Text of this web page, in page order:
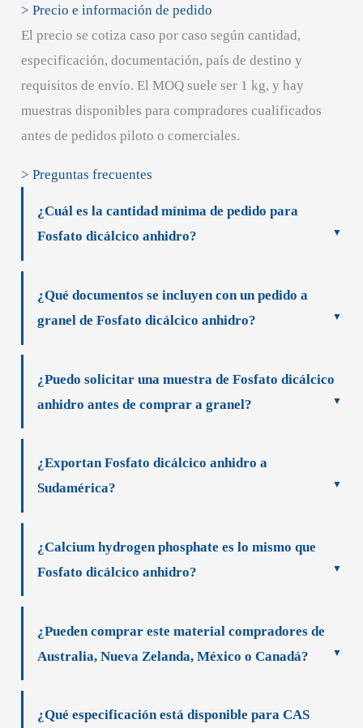
> Precio e información de pedido
El precio se cotiza caso por caso según cantidad,
especificación, documentación, país de destino y
requisitos de envío. El MOQ suele ser 1 kg, y hay
muestras disponibles para compradores cualificados
antes de pedidos piloto o comerciales.
> Preguntas frecuentes
¿Cuál es la cantidad mínima de pedido para
Fosfato dicálcico anhidro?
¿Qué documentos se incluyen con un pedido a
granel de Fosfato dicálcico anhidro?
¿Puedo solicitar una muestra de Fosfato dicálcico
anhidro antes de comprar a granel?
¿Exportan Fosfato dicálcico anhidro a
Sudamérica?
¿Calcium hydrogen phosphate es lo mismo que
Fosfato dicálcico anhidro?
¿Pueden comprar este material compradores de
Australia, Nueva Zelanda, México o Canadá?
¿Qué especificación está disponible para CAS